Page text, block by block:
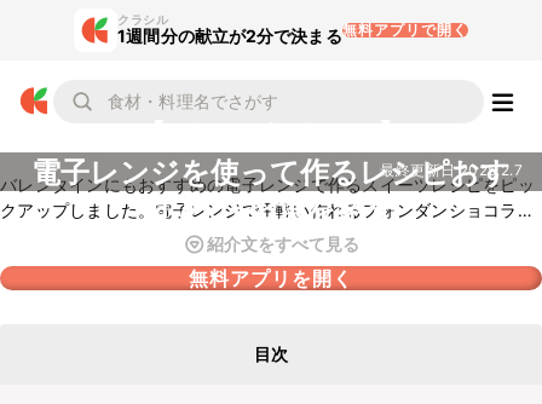
クラシル
1週間分の献立が2分で決まる無料アプリで開く
電子レンジを使って作るレシピおす
すめの26選を紹介
最終更新日2025.2.7
バレンタインにもおすすめの電子レンジで作るスイーツレシピをピッ
クアップしました。電子レンジで手軽い作れるフォンダンショコラや
簡単カップケーキ、マシュマロと市販のクッキーを使って手軽に作れ
るレシピなどいろいろなレシピをご紹介しています。ぜひ手作りで、
感謝や愛情を伝えてみてくださいね。
紹介文をすべて見る
無料アプリを開く
目次